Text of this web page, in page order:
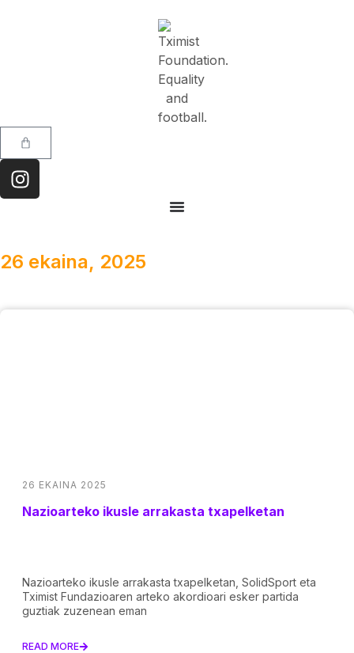
26 ekaina, 2025
26 EKAINA 2025
Nazioarteko ikusle arrakasta txapelketan
Nazioarteko ikusle arrakasta txapelketan, SolidSport eta
Tximist Fundazioaren arteko akordioari esker partida
guztiak zuzenean eman
READ MORE